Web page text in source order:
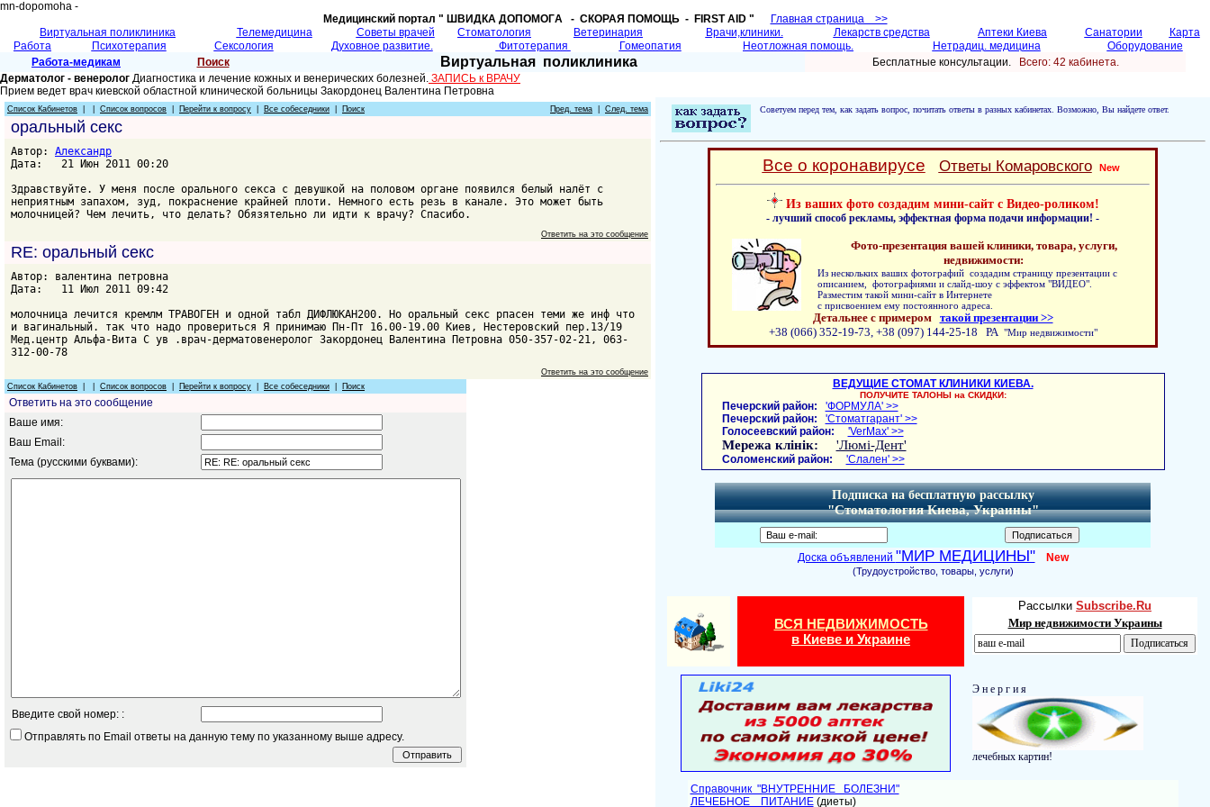
mn-dopomoha -
Медицинский портал " ШВИДКА ДОПОМОГA - СКОРАЯ ПОМОЩЬ - FIRST AID "
Главная страница >>
Виртуальная поликлиника
Телемедицина Советы врачей Cтоматология Ветеринария Врачи,клиники. Лекарств средства Аптеки Киева Санатории
Карта
Работа
Психотерапия Сексология Духовное развитие. Фитотерапия Гомеопатия Неотложная помощь. Нетрадиц. медицина
Оборудование
Работа-медикам
Поиск Виртуальная поликлиника Бесплатные консультации.
Всего: 42 кабинетa.
Дерматолог - венеролог Диагностика и лечение кожных и венерических болезней. ЗАПИСЬ к ВРАЧУ
Прием ведет врач киевской областной клинической больницы Закордонец Валентина Петровна
Список Кабинетов Список вопросов Перейти к вопросу Все собеседники Поиск Пред. тема След. тема
оральный секс
Автор: Александр
Дата: 21 Июн 2011 00:20
Здравствуйте. У меня после орального секса с девушкой на половом органе появился белый налёт с
неприятным запахом, зуд, покраснение крайней плоти. Немного есть резь в канале. Это может быть
молочницей? Чем лечить, что делать? Обязятельно ли идти к врачу? Спасибо.
Ответить на это сообщение
RE: оральный секс
Автор: валентина петровна
Дата: 11 Июл 2011 09:42
молочница лечится кремлм ТРАВОГЕН и одной табл ДИФЛЮКАН200. Но оральный секс рпасен теми же инф что
и вагинальный. так что надо провериться Я принимаю Пн-Пт 16.00-19.00 Киев, Нестеровский пер.13/19
Мед.центр Альфа-Вита С ув .врач-дерматовенеролог Закордонец Валентина Петровна 050-357-02-21, 063-
312-00-78
Ответить на это сообщение
Список Кабинетов
Список вопросов Перейти к вопросу Все собеседники Поиск
Ответить на это сообщение
Ваше имя:
Ваш Email:
Тема (русскими буквами):
Введите свой номер: :
Отправлять по Email ответы на данную тему по указанному выше адресу.
Советуем перед тем, как задать вопрос, почитать ответы в разных кабинетах. Возможно, Вы найдете ответ.
Все о коронавирусе Ответы Комаровского New
Из ваших фото создадим мини-сайт с Видео-роликом!
- лучший способ рекламы, эффектная форма подачи информации! -
Фото-презентация вашей клиники, товара, услуги,
недвижимости:
Из нескольких ваших фотографий создадим страницу презентации с
описанием, фотографиями и слайд-шоу с эффектом "ВИДЕО".
Разместим такой мини-сайт в Интернете
с присвоением ему постоянного адреса.
Детальнее с примером такой презентации >>
+38 (066) 352-19-73, +38 (097) 144-25-18 РА "Мир недвижимости"
ВЕДУЩИЕ СТОМАТ КЛИНИКИ КИЕВА.
ПОЛУЧИТЕ ТАЛОНЫ на СКИДКИ:
Печерский район:
'ФОРМУЛА' >>
Печерский район:
'Стоматгарант' >>
Голосеевский район:
'VerMax' >>
Мережа клінік: 'Люмі-Дент'
Соломенский район: 'Слален' >>
Подписка на бесплатную рассылку
"Стоматология Киева, Украины"
Доска объявлений "МИР МЕДИЦИНЫ" New
(Трудоустройство, товары, услуги)
ВСЯ НЕДВИЖИМОСТЬ
в Киеве и Украине
Рассылки Subscribe.Ru
Мир недвижимости Украины
Э н е р г и я
лечебных картин!
Справочник "ВНУТРЕННИЕ БОЛЕЗНИ"
ЛЕЧЕБНОЕ ПИТАНИЕ(диеты)